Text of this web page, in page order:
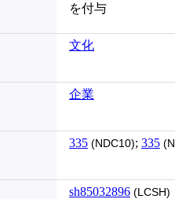
を付与
文化
企業
335 (NDC10); 335
sh85032896 (LCSH)